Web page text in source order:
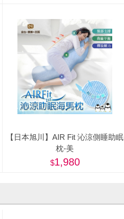
【日本旭川】AIR Fit 沁涼側睡助眠
枕-美
1,980